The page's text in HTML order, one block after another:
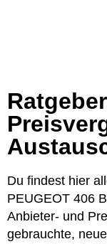
Du findest hier
PEUGEOT 406
Anbieter- und
gebrauchte,